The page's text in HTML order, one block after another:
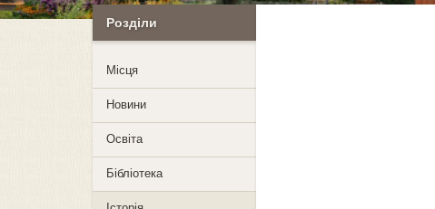
Розділи
Mісця
Новини
Освіта
Бібліотека